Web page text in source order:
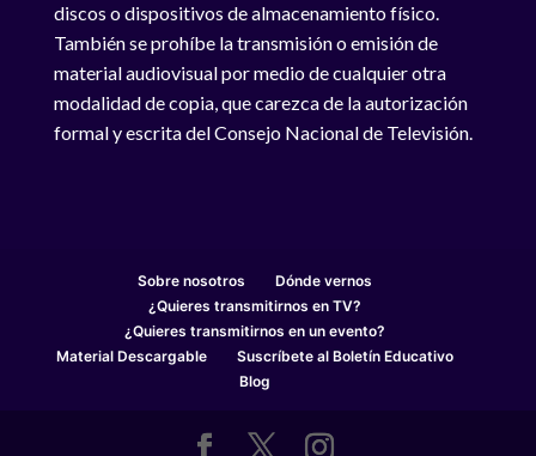
discos o dispositivos de almacenamiento físico.
También se prohíbe la transmisión o emisión de
material audiovisual por medio de cualquier otra
modalidad de copia, que carezca de la autorización
formal y escrita del Consejo Nacional de Televisión.
Sobre nosotros
Dónde vernos
¿Quieres transmitirnos en TV?
¿Quieres transmitirnos en un evento?
Material Descargable
Suscríbete al Boletín Educativo
Blog